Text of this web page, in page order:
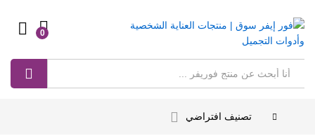
0
تصنيف افتراضي